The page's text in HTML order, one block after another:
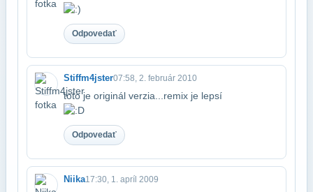
Odpovedať
Stiffm4jster07:58, 2. február 2010
toto je originál verzia...remix je lepsí
Odpovedať
Niika17:30, 1. apríl 2009